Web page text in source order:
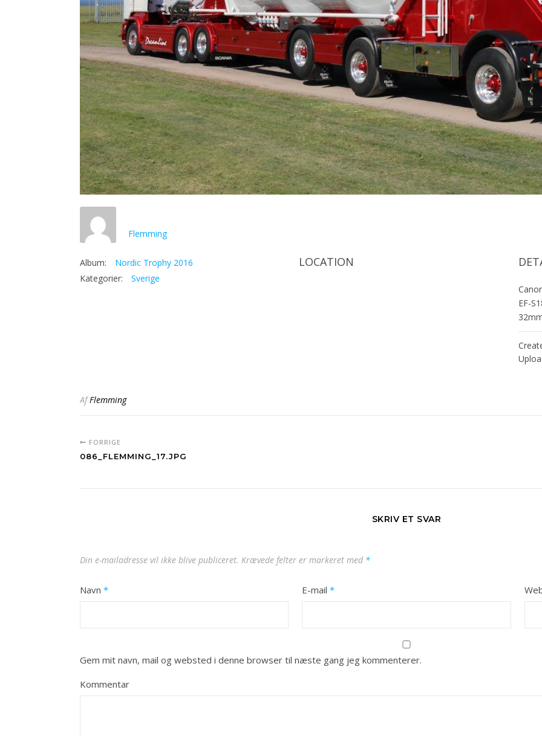
Flemming
Album:
Nordic Trophy 2016
Kategorier:
Sverige
LOCATION
EF-
AfFlemming
FORRIGE
086_FLEMMING_17.JPG
SKRIV ET SVAR
Din e-mailadresse vil ikke blive publiceret. Krævede felter er markeret med *
Navn * E-mail*
Gem mit navn, mail og websted i denne browser til næste gang jeg kommenterer.
Kommentar